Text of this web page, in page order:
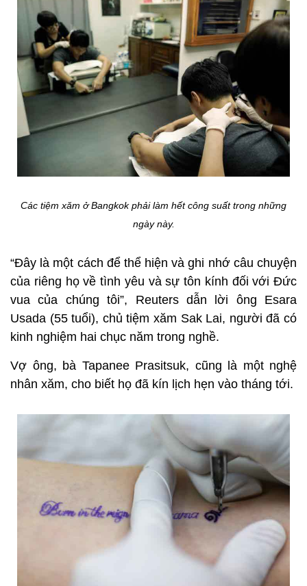
Các tiệm xăm ở Bangkok phải làm hết công suất trong những
ngày này.
“Đây là một cách để thể hiện và ghi nhớ câu chuyện
của riêng họ về tình yêu và sự tôn kính đối với Đức
vua của chúng tôi”, Reuters dẫn lời ông Esara
Usada (55 tuổi), chủ tiệm xăm Sak Lai, người đã có
kinh nghiệm hai chục năm trong nghề.
Vợ ông, bà Tapanee Prasitsuk, cũng là một nghệ
nhân xăm, cho biết họ đã kín lịch hẹn vào tháng tới.